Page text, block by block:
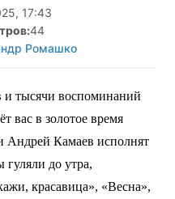
17:43
44
Ромашко
и тысячи воспоминаний
вас в золотое время
Андрей Камаев исполнят
до утра,
красавица», «Весна»,